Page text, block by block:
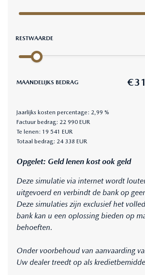
RESTWAARDE
MAANDELIJKS BEDRAG €
Jaarlijks kosten percentage: 2,99 %
Factuur bedrag: 22 990 EUR
Te lenen: 19 541 EUR
Totaal bedrag: 24 338 EUR
Opgelet: Geld lenen kost ook geld
Deze simulatie via internet wordt
uitgevoerd en verbindt de bank op
Deze simulaties zijn exclusief het
bank kan u een oplossing bieden op
behoeften.
Onder voorbehoud van aanvaarding
Uw dealer treedt op als